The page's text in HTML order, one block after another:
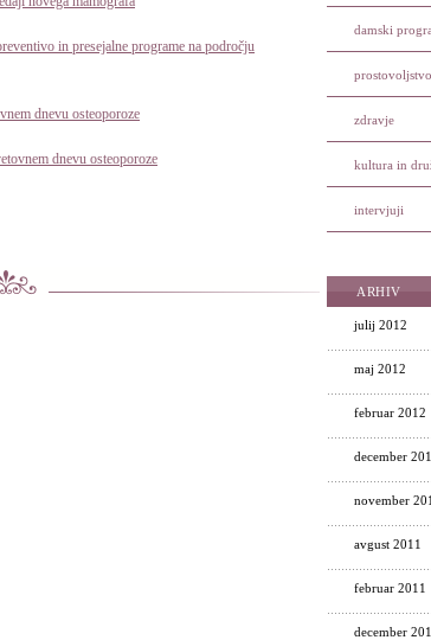
in presejalne programe na področju
dnevu osteoporoze
dnevu osteoporoze
damski
prostovoljstvo
zdravje
kultura in
intervjuji
ARHIV
julij 2012
maj 2012
februar 2012
december
november
avgust 2011
februar 2011
december